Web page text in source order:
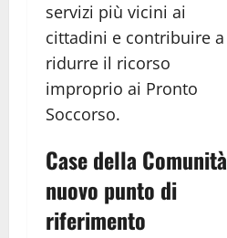
servizi più vicini ai
cittadini e contribuire a
ridurre il ricorso
improprio ai Pronto
Soccorso.
Case della Comunità
nuovo punto di
riferimento